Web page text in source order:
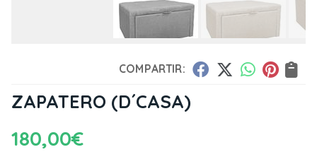
COMPARTIR:
ZAPATERO (D´CASA)
180,00€